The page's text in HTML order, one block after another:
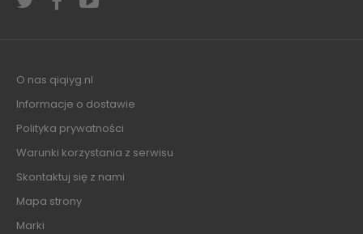
O nas qiqiyg.nl
Informacje o dostawie
Polityka prywatności
Warunki korzystania z serwisu
Skontaktuj się z nami
Mapa strony
Marki